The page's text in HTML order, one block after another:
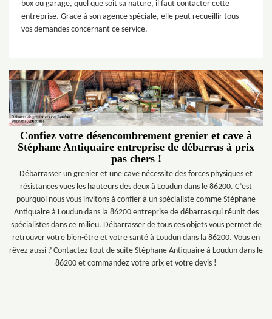
box ou garage, quel que soit sa nature, il faut contacter cette
entreprise. Grace à son agence spéciale, elle peut recueillir tous
vos demandes concernant ce service.
Confiez votre désencombrement grenier et cave à
Stéphane Antiquaire entreprise de débarras à prix
pas chers !
Débarrasser un grenier et une cave nécessite des forces physiques et
résistances vues les hauteurs des deux à Loudun dans le 86200. C’est
pourquoi nous vous invitons à confier à un spécialiste comme Stéphane
Antiquaire à Loudun dans la 86200 entreprise de débarras qui réunit des
spécialistes dans ce milieu. Débarrasser de tous ces objets vous permet de
retrouver votre bien-être et votre santé à Loudun dans la 86200. Vous en
rêvez aussi ? Contactez tout de suite Stéphane Antiquaire à Loudun dans le
86200 et commandez votre prix et votre devis !